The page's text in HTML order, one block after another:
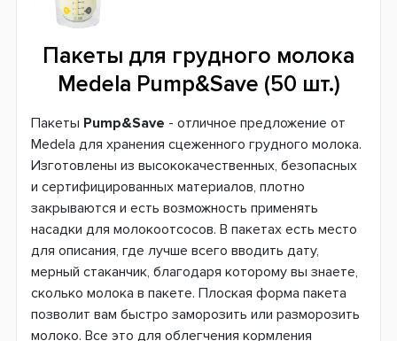
Пакеты для грудного молока
Medela Pump&Save (50 шт.)
Пакеты Pump&Save - отличное предложение от
Medela для хранения сцеженного грудного молока.
Изготовлены из высококачественных, безопасных
и сертифицированных материалов, плотно
закрываются и есть возможность применять
насадки для молокоотсосов. В пакетах есть место
для описания, где лучше всего вводить дату,
мерный стаканчик, благодаря которому вы знаете,
сколько молока в пакете. Плоская форма пакета
позволит вам быстро заморозить или разморозить
молоко. Все это для облегчения кормления